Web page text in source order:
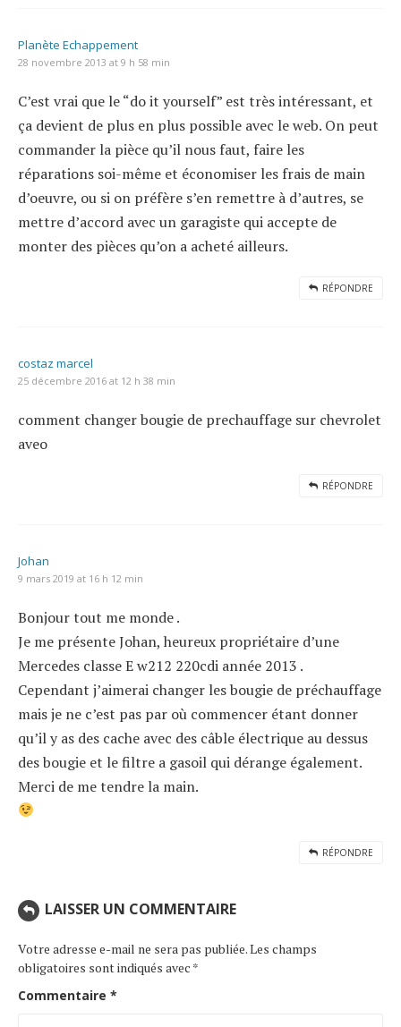
Planète Echappement
28 novembre 2013 at 9 h 58 min
C’est vrai que le “do it yourself” est très intéressant, et
ça devient de plus en plus possible avec le web. On peut
commander la pièce qu’il nous faut, faire les
réparations soi-même et économiser les frais de main
d’oeuvre, ou si on préfère s’en remettre à d’autres, se
mettre d’accord avec un garagiste qui accepte de
monter des pièces qu’on a acheté ailleurs.
RÉPONDRE
costaz marcel
25 décembre 2016 at 12 h 38 min
comment changer bougie de prechauffage sur chevrolet
aveo
RÉPONDRE
Johan
9 mars 2019 at 16 h 12 min
Bonjour tout me monde .
Je me présente Johan, heureux propriétaire d’une
Mercedes classe E w212 220cdi année 2013 .
Cependant j’aimerai changer les bougie de préchauffage
mais je ne c’est pas par où commencer étant donner
qu’il y as des cache avec des câble électrique au dessus
des bougie et le filtre a gasoil qui dérange également.
Merci de me tendre la main.
RÉPONDRE
LAISSER UN COMMENTAIRE
Votre adresse e-mail ne sera pas publiée.Les champs
obligatoires sont indiqués avec *
Commentaire *